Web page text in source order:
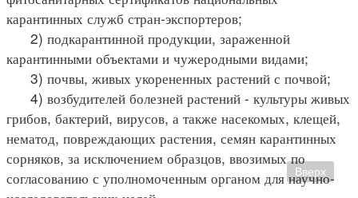
карантинных служб стран-экспортеров;
2) подкарантинной продукции, зараженной
карантинными объектами и чужеродными видами;
3) почвы, живых укорененных растений с почвой;
4) возбудителей болезней растений - культуры живых
грибов, бактерий, вирусов, а также насекомых, клещей,
нематод, повреждающих растения, семян карантинных
сорняков, за исключением образцов, ввозимых по
согласованию с уполномоченным органом для научно-
Вверх